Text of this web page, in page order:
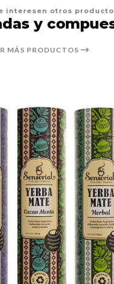
interesen otros
y
MÁS PRODUCTOS